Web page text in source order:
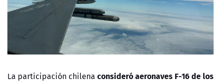
La participación chilena consideró aeronaves F-16 de los